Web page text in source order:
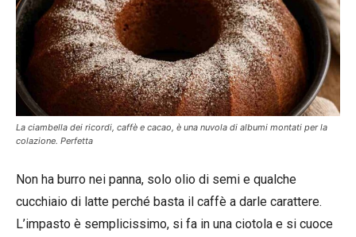
La ciambella dei ricordi, caffè e cacao, è una nuvola di albumi montati per la
colazione. Perfetta
Non ha burro nei panna, solo olio di semi e qualche
cucchiaio di latte perché basta il caffè a darle carattere.
L’impasto è semplicissimo, si fa in una ciotola e si cuoce